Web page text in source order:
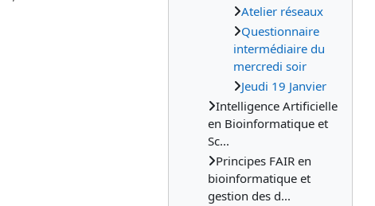
Atelier réseaux
Questionnaire
intermédiaire du
mercredi soir
Jeudi 19 Janvier
Intelligence Artificielle
en Bioinformatique et
Sc...
Principes FAIR en
bioinformatique et
gestion des d...